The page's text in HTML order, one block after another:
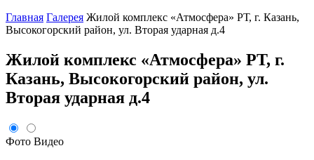
Главная Галерея Жилой комплекс «Атмосфера» РТ, г. Казань,
Высокогорский район, ул. Вторая ударная д.4
Жилой комплекс «Атмосфера» РТ, г.
Казань, Высокогорский район, ул.
Вторая ударная д.4
Фото Видео